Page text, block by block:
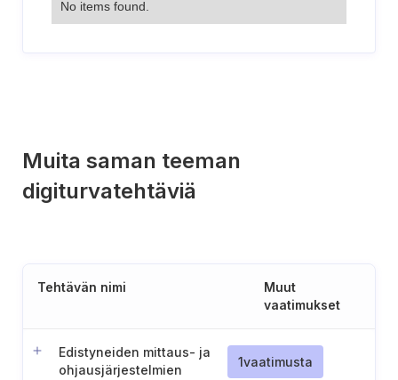
No items found.
Muita saman teeman
digiturvatehtäviä
Tehtävän nimi
Muut
vaatimukset
Edistyneiden mittaus- ja
ohjausjärjestelmien
1vaatimusta